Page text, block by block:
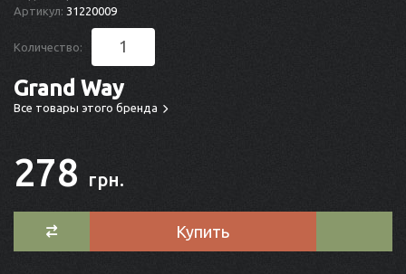
Артикул: 31220009
Количество:
Grand Way
Все товары этого бренда
278 грн.
Купить